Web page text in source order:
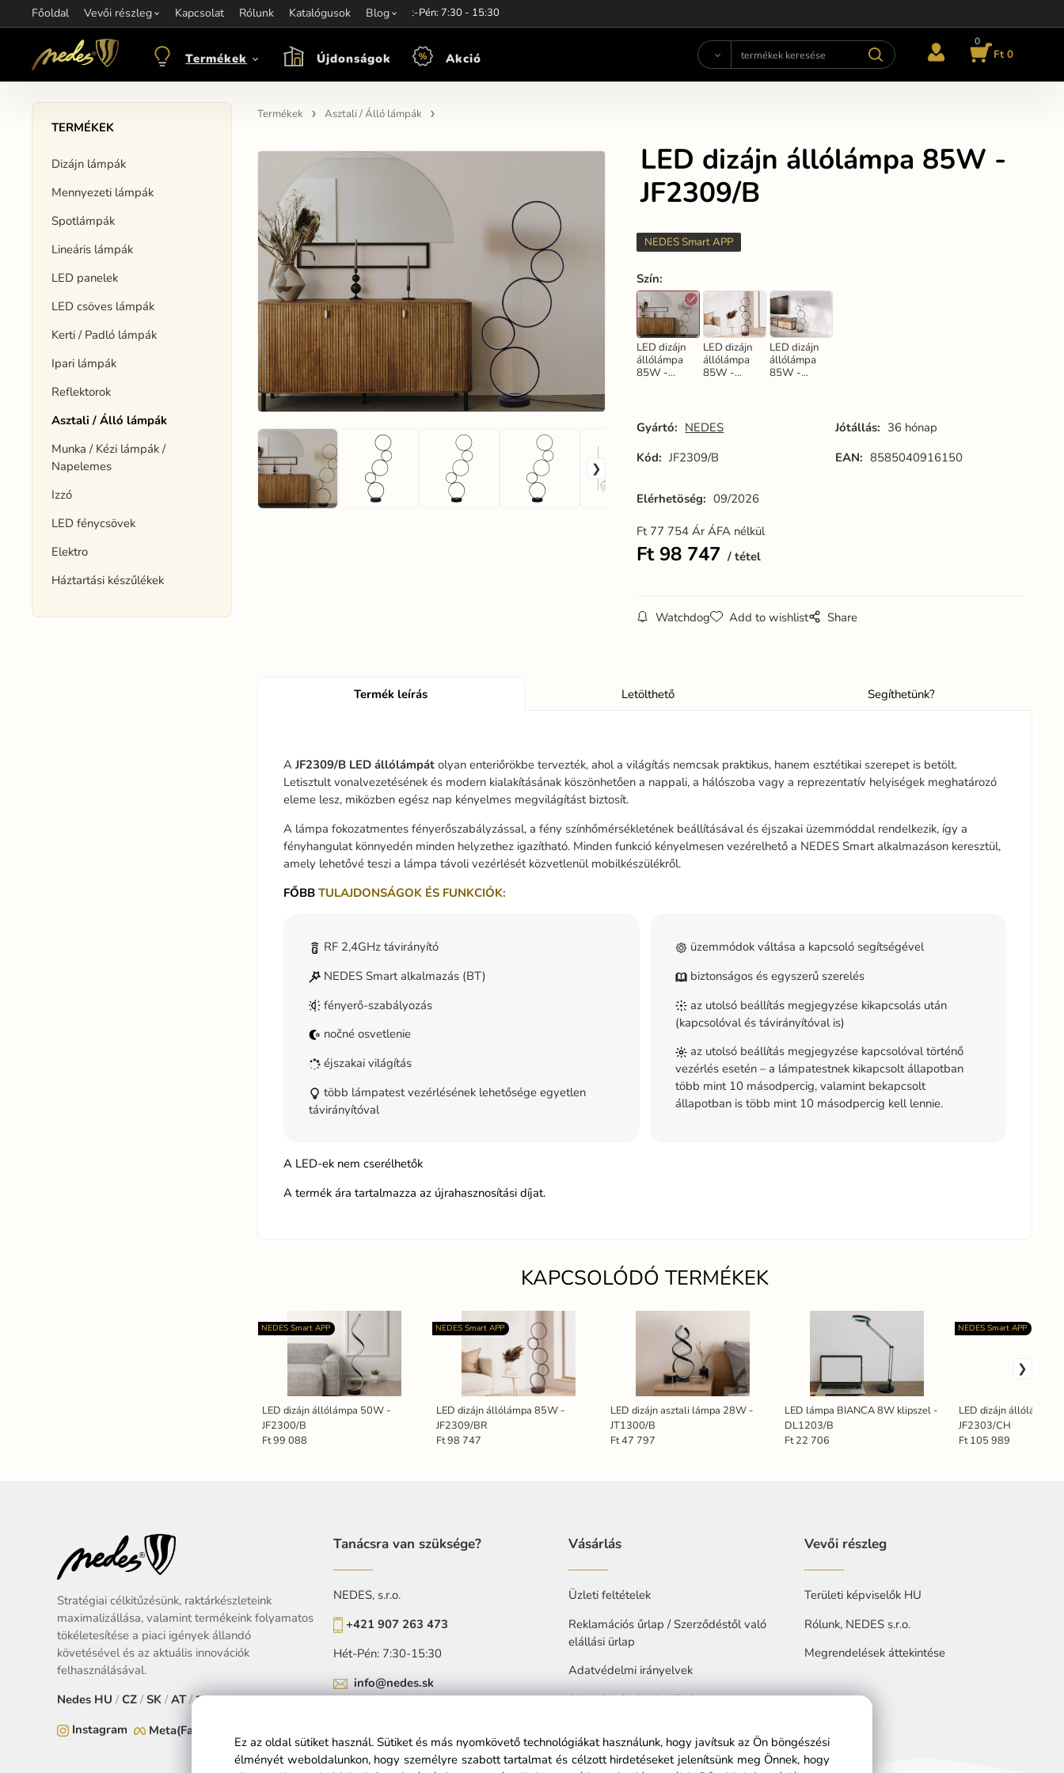
Főoldal Vevői részleg Kapcsolat Rólunk Katalógusok Blog
Információ:objednavkacz@nedes.sk Kapcsolat:+421 907 263 473Munkaidő: Hét-Pén: 7:30 - 15:30
Termékek Újdonságok Akció
0
Ft 0
TERMÉKEK
Dizájn lámpák
Mennyezeti lámpák
Spotlámpák
Lineáris lámpák
LED panelek
LED csöves lámpák
Kerti / Padló lámpák
Ipari lámpák
Reflektorok
Asztali / Álló lámpák
Munka / Kézi lámpák /
Napelemes
Izzó
LED fénycsövek
Elektro
Háztartási készűlékek
Termékek Asztali / Álló lámpák
LED dizájn állólámpa 85W -
JF2309/B
NEDES Smart APP
Szín:
LED dizájn
állólámpa
85W -
LED dizájn
állólámpa
85W -
LED dizájn
állólámpa
85W -
Gyártó: NEDES Jótállás: 36 hónap
Kód: JF2309/B EAN: 8585040916150
Elérhetöség: 09/2026
Ft 77 754 Ár ÁFA nélkül
Ft 98 747 tétel
Watchdog Add to wishlist Share
Termék leírás Letölthető Segíthetünk?
A JF2309/B LED állólámpátolyan enteriőrökbe tervezték, ahol a világítás nemcsak praktikus, hanem esztétikai szerepet is betölt.
Letisztult vonalvezetésének és modern kialakításának köszönhetően a nappali, a hálószoba vagy a reprezentatív helyiségek meghatározó
eleme lesz, miközben egész nap kényelmes megvilágítást biztosít.
A lámpa fokozatmentes fényerőszabályzással, a fény színhőmérsékletének beállításával és éjszakai üzemmóddal rendelkezik, így a
fényhangulat könnyedén minden helyzethez igazítható. Minden funkció kényelmesen vezérelhető a NEDES Smart alkalmazáson keresztül,
amely lehetővé teszi a lámpa távoli vezérlését közvetlenül mobilkészülékről.
FŐBBTULAJDONSÁGOK ÉS FUNKCIÓK:
RF 2,4GHz távirányító
NEDES Smart alkalmazás (BT)
fényerő-szabályozás
nočné osvetlenie
éjszakai világítás
több lámpatest vezérlésének lehetősége egyetlen
távirányítóval
üzemmódok váltása a kapcsoló segítségével
biztonságos és egyszerű szerelés
az utolsó beállítás megjegyzése kikapcsolás után
(kapcsolóval és távirányítóval is)
az utolsó beállítás megjegyzése kapcsolóval történő
vezérlés esetén – a lámpatestnek kikapcsolt állapotban
több mint 10 másodpercig, valamint bekapcsolt
állapotban is több mint 10 másodpercig kell lennie.
A LED-ek nem cserélhetők
A termék ára tartalmazza az újrahasznosítási díjat.
KAPCSOLÓDÓ TERMÉKEK
LED dizájn állólámpa 50W -
JF2300/B
NEDES Smart APP
Ft 99 088
LED dizájn állólámpa 85W -
JF2309/BR
NEDES Smart APP
Ft 98 747
LED dizájn asztali lámpa 28W -
JT1300/B
Ft 47 797
LED lámpa BIANCA 8W klipszel -
DL1203/B
Ft 22 706
LED dizájn állólámpa
JF2303/CH
NEDES Smart APP
Ft 105 989
Stratégiai célkitűzésünk, raktárkészleteink
maximalizállása, valamint termékeink folyamatos
tökéletesítése a piaci igények állandó
követésével és az aktuális innovációk
felhasználásával.
Nedes HU /CZ /SK / AT/EU
Instagram
Meta(Facebook)
Tanácsra van szüksége?
NEDES, s.r.o.
+421 907 263 473
Hét-Pén: 7:30-15:30
info@nedes.sk
Vásárlás
Üzleti feltételek
Reklamációs űrlap / Szerződéstől való
elállási ürlap
Adatvédelmi irányelvek
Akadalytalanitasi nyilatkozat
Vevői részleg
Területi képviselők HU
Rólunk, NEDES s.r.o.
Megrendelések áttekintése
Ez az oldal sütiket használ. Sütiket és más nyomkövető technológiákat használunk, hogy javítsuk az Ön böngészési
élményét weboldalunkon, hogy személyre szabott tartalmat és célzott hirdetéseket jelenítsünk meg Önnek, hogy